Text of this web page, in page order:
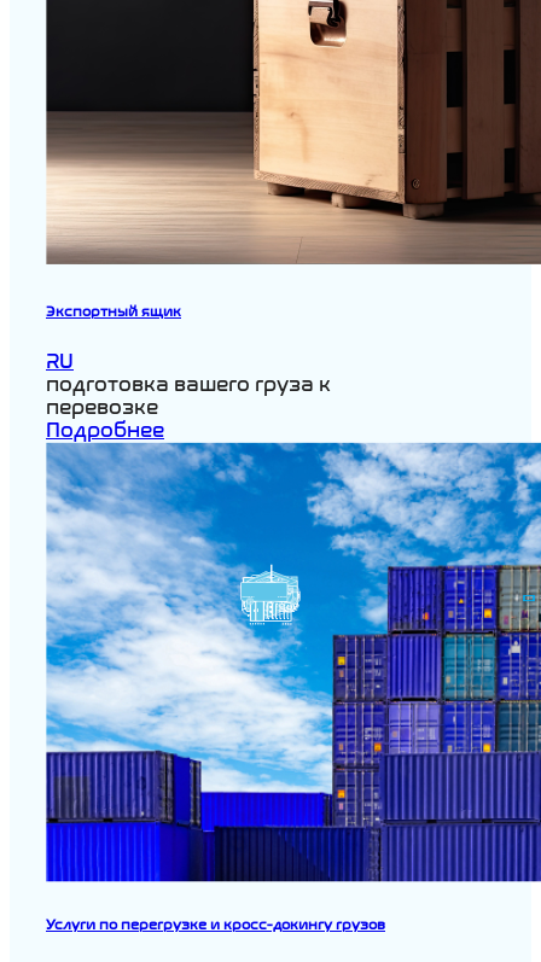
Экспортный ящик
RU
подготовка вашего груза к
перевозке
Подробнее
Услуги по перегрузке и кросс-докингу грузов